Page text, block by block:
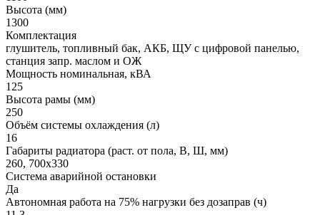
Высота (мм)
1300
Комплектация
глушитель, топливный бак, АКБ, ЩУ с цифровой панелью,
станция запр. маслом и ОЖ
Мощность номинальная, кВА
125
Высота рамы (мм)
250
Объём системы охлаждения (л)
16
Габариты радиатора (раст. от пола, В, Ш, мм)
260, 700х330
Система аварийной остановки
Да
Автономная работа на 75% нагрузки без дозаправ (ч)